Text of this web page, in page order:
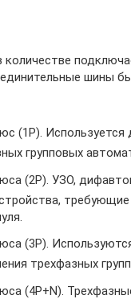
количестве
шины
(1P). Используется
групповых
(2P). УЗО,
(3P).
трехфазных
(4P+N).